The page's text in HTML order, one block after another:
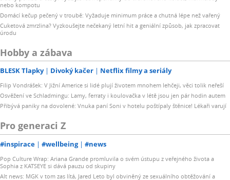
nebo kompotu
Domácí kečup pečený v troubě: Vyžaduje minimum práce a chutná lépe než vařený
Cuketová zmrzlina? Vyzkoušejte nečekaný letní hit a geniální způsob, jak zpracovat
úrodu
Hobby a zábava
BLESK Tlapky Divoký kačer Netflix filmy a seriály
Filip Vondrášek: V Jižní Americe si lidé plují životem mnohem lehčeji, věci tolik neřeší
Osvěžení ve Schladmingu: Lamy, ferraty i koulovačka v létě jsou jen pár hodin autem
Přibývá paniky na dovolené: Vnuka paní Soni v hotelu poštípaly štěnice! Lékaři varují
Pro generaci Z
#inspirace #wellbeing #news
Pop Culture Wrap: Ariana Grande promluvila o svém ústupu z veřejného života a
Sophia z KATSEYE si dává pauzu od skupiny
Alt news: MGK v tom zas lítá, Jared Leto byl obviněný ze sexuálního obtěžování a